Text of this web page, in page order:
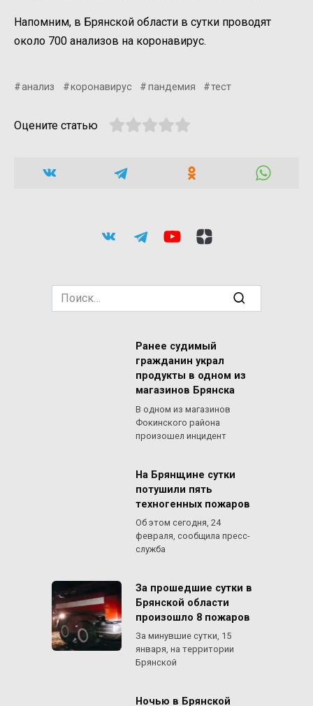
Напомним, в Брянской области в сутки проводят
около 700 анализов на коронавирус.
анализ коронавирус пандемия тест
Оцените статью
Search
for:
Ранее судимый
гражданин украл
продукты в одном из
магазинов Брянска
В одном из магазинов
Фокинского района
произошел инцидент
На Брянщине сутки
потушили пять
техногенных пожаров
Об этом сегодня, 24
февраля, сообщила пресс-
служба
За прошедшие сутки в
Брянской области
произошло 8 пожаров
За минувшие сутки, 15
января, на территории
Брянской
Ночью в Брянской